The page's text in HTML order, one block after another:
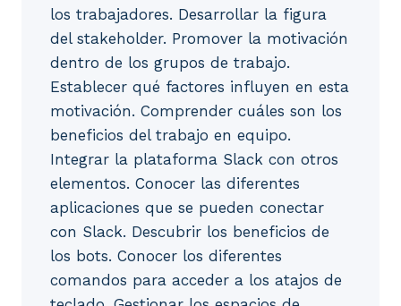
los trabajadores. Desarrollar la figura
del stakeholder. Promover la motivación
dentro de los grupos de trabajo.
Establecer qué factores influyen en esta
motivación. Comprender cuáles son los
beneficios del trabajo en equipo.
Integrar la plataforma Slack con otros
elementos. Conocer las diferentes
aplicaciones que se pueden conectar
con Slack. Descubrir los beneficios de
los bots. Conocer los diferentes
comandos para acceder a los atajos de